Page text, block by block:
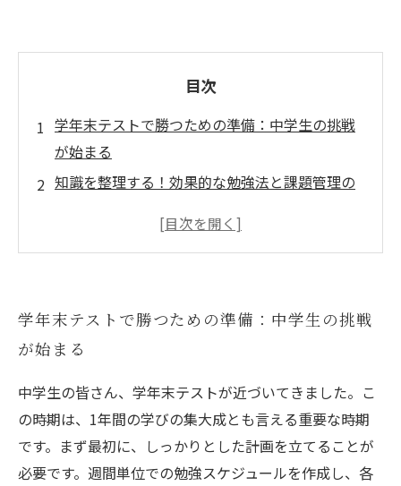
目次
学年末テストで勝つための準備：中学生の挑戦
が始まる
知識を整理する！効果的な勉強法と課題管理の
塾の活用法：学年末テストに向けた実践的学習
中学生の自信を育てる：試験前の対策とメンタ
ル管理
テストに向けての最終確認：成功のためのチェ
ックリスト
未来を切り拓く：学年末テストの結果がもたら
す新たな道
学年末テストで勝つための準備：中学生の挑戦
が始まる
中学生の皆さん、学年末テストが近づいてきました。こ
の時期は、1年間の学びの集大成とも言える重要な時期
です。まず最初に、しっかりとした計画を立てることが
必要です。週間単位での勉強スケジュールを作成し、各